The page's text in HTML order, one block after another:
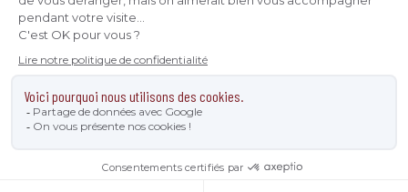
contact@agence-declic.fr
Agence Déclic 2026 - Tous droits réservés © -Mentions